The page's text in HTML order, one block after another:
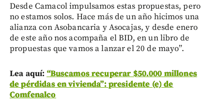
Desde Camacol impulsamos estas propuestas, pero
no estamos solos. Hace más de un año hicimos una
alianza con Asobancaria y Asocajas, y desde enero
de este año nos acompaña el BID, en un libro de
propuestas que vamos a lanzar el 20 de mayo”.
Lea aquí: “Buscamos recuperar $50.000 millones
de pérdidas en vivienda”: presidente (e) de
Comfenalco